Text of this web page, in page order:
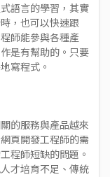
語言的學習，其實
，也可以快速跟
師能參與各種產
是有幫助的。只要
寫程式。
的服務與產品越來
頁開發工程師的需
程師短缺的問題。
才培育不足、傳統